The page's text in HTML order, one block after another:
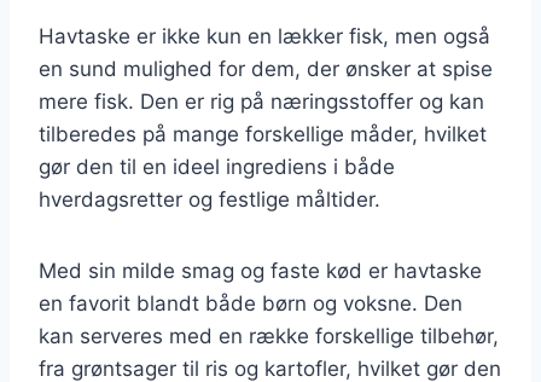
Havtaske er ikke kun en lækker fisk, men også
en sund mulighed for dem, der ønsker at spise
mere fisk. Den er rig på næringsstoffer og kan
tilberedes på mange forskellige måder, hvilket
gør den til en ideel ingrediens i både
hverdagsretter og festlige måltider.
Med sin milde smag og faste kød er havtaske
en favorit blandt både børn og voksne. Den
kan serveres med en række forskellige tilbehør,
fra grøntsager til ris og kartofler, hvilket gør den